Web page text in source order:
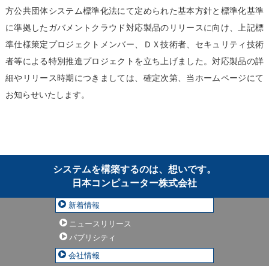
方公共団体システム標準化法にて定められた基本方針と標準化基準
に準拠したガバメントクラウド対応製品のリリースに向け、上記標
準仕様策定プロジェクトメンバー、ＤＸ技術者、セキュリティ技術
者等による特別推進プロジェクトを立ち上げました。対応製品の詳
細やリリース時期につきましては、確定次第、当ホームページにて
お知らせいたします。
システムを構築するのは、想いです。
日本コンピューター株式会社
新着情報
ニュースリリース
パブリシティ
会社情報